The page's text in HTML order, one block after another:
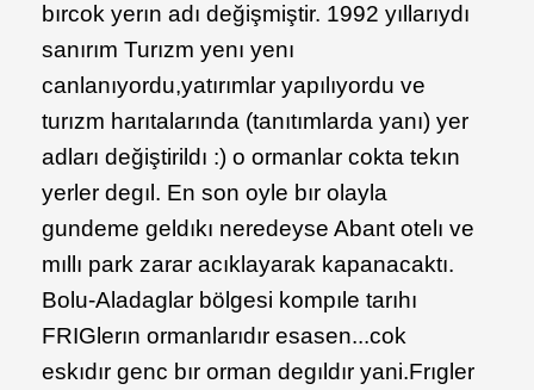
bırcok yerın adı değişmiştir. 1992 yıllarıydı
sanırım Turızm yenı yenı
canlanıyordu,yatırımlar yapılıyordu ve
turızm harıtalarında (tanıtımlarda yanı) yer
adları değiştirildı :) o ormanlar cokta tekın
yerler degıl. En son oyle bır olayla
gundeme geldıkı neredeyse Abant otelı ve
mıllı park zarar acıklayarak kapanacaktı.
Bolu-Aladaglar bölgesi kompıle tarıhı
FRIGlerın ormanlarıdır esasen...cok
eskıdır genc bır orman degıldır yani.Frıgler